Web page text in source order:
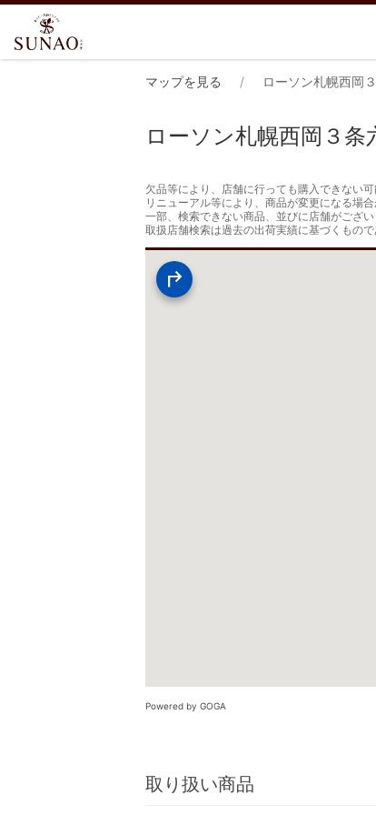
マップを見る ローソン札幌西岡
ローソン札幌西岡３条
欠品等により、店舗に行っても購入できない
リニューアル等により、商品が変更になる場
一部、検索できない商品、並びに店舗がござい
取扱店舗検索は過去の出荷実績に基づくもの
Powered by GOGA
取り扱い商品